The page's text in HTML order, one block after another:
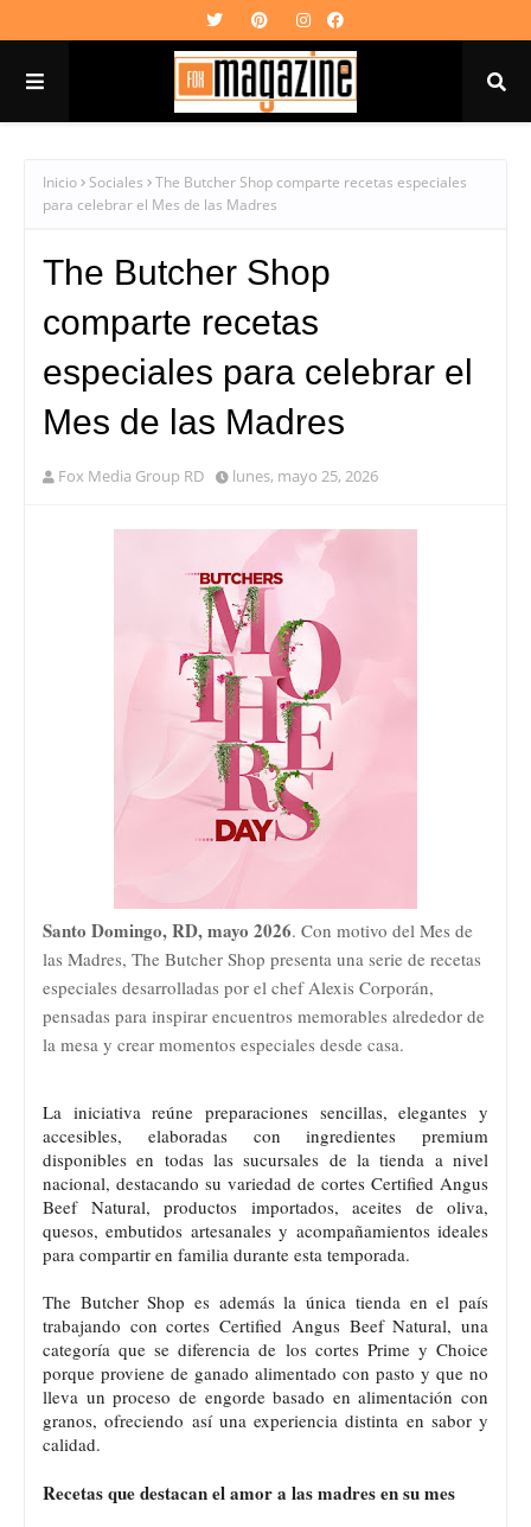
Inicio Sociales
The Butcher Shop comparte recetas especiales
para celebrar el Mes de las Madres
The Butcher Shop
comparte recetas
especiales para celebrar el
Mes de las Madres
Fox Media Group RD lunes, mayo 25, 2026
Santo Domingo, RD, mayo 2026. Con motivo del Mes de
las Madres, The Butcher Shop presenta una serie de recetas
especiales desarrolladas por el chef Alexis Corporán,
pensadas para inspirar encuentros memorables alrededor de
la mesa y crear momentos especiales desde casa.
La iniciativa reúne preparaciones sencillas, elegantes y
accesibles, elaboradas con ingredientes premium
disponibles en todas las sucursales de la tienda a nivel
nacional, destacando su variedad de cortes Certified Angus
Beef Natural, productos importados, aceites de oliva,
quesos, embutidos artesanales y acompañamientos ideales
para compartir en familia durante esta temporada.
The Butcher Shop es además la única tienda en el país
trabajando con cortes Certified Angus Beef Natural, una
categoría que se diferencia de los cortes Prime y Choice
porque proviene de ganado alimentado con pasto y que no
lleva un proceso de engorde basado en alimentación con
granos, ofreciendo así una experiencia distinta en sabor y
calidad.
Recetas que destacan el amor a las madres en su mes